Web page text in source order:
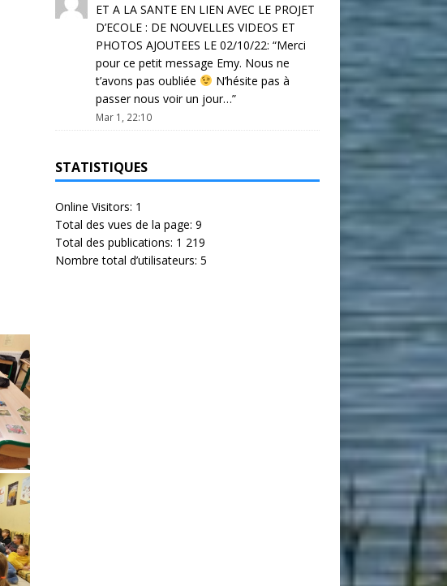
ET A LA SANTE EN LIEN AVEC LE PROJET
D’ECOLE : DE NOUVELLES VIDEOS ET
PHOTOS AJOUTEES LE 02/10/22: “Merci
pour ce petit message Emy. Nous ne
t’avons pas oubliée
N’hésite pas à
passer nous voir un jour…”
Mar 1, 22:10
STATISTIQUES
Online Visitors: 1
Total des vues de la page: 9
Total des publications: 1 219
Nombre total d’utilisateurs: 5